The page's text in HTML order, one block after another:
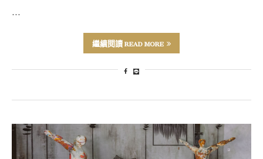
…
繼續閱讀 READ MORE